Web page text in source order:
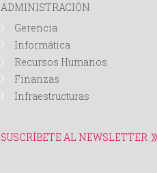
ADMINISTRACIÓN
Gerencia
Informática
Recursos Humanos
Finanzas
Infraestructuras
SUSCRÍBETE AL NEWSLETTER